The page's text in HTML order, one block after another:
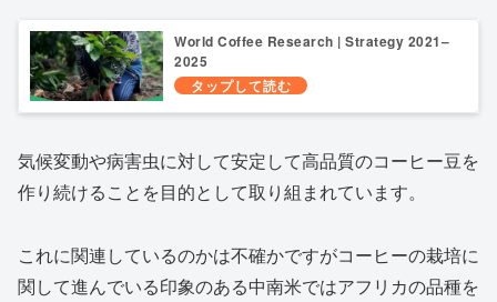
World Coffee Research | Strategy 2021–
2025
気候変動や病害虫に対して安定して高品質のコーヒー豆を
作り続けることを目的として取り組まれています。
これに関連しているのかは不確かですがコーヒーの栽培に
関して進んでいる印象のある中南米ではアフリカの品種を